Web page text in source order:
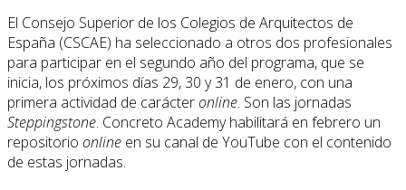
El Consejo Superior de los Colegios de Arquitectos de
España (CSCAE) ha seleccionado a otros dos profesionales
para participar en el segundo año del programa, que se
inicia, los próximos días 29, 30 y 31 de enero, con una
primera actividad de carácteronline. Son las jornadas
Steppingstone. Concreto Academy habilitará en febrero un
repositorio online en su canal de YouTube con el contenido
de estas jornadas.